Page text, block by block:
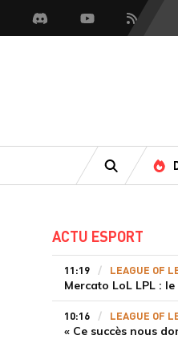
Discord YoutubeFlux RSS
RECHERCHE
ACTU ESPORT
11:19 LEAGUE OF
10:16 LEAGUE OF